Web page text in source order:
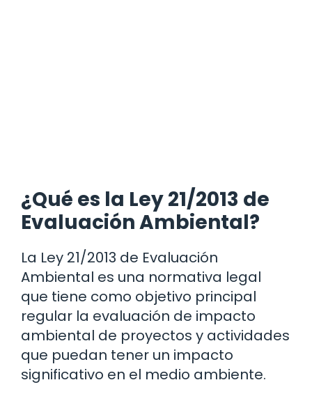
¿Qué es la Ley 21/2013 de
Evaluación Ambiental?
La Ley 21/2013 de Evaluación
Ambiental es una normativa legal
que tiene como objetivo principal
regular la evaluación de impacto
ambiental de proyectos y actividades
que puedan tener un impacto
significativo en el medio ambiente.